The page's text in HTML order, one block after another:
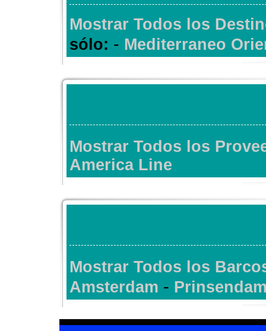
Mostrar Todos los
sólo: - Mediterraneo
Mostrar Todos los
America Line
Mostrar Todos los
Amsterdam -